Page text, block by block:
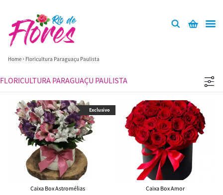
Home Floricultura Paraguaçu Paulista
FLORICULTURA PARAGUAÇU PAULISTA
Caixa Box Astromélias
Exclusivo
Caixa Box Amor